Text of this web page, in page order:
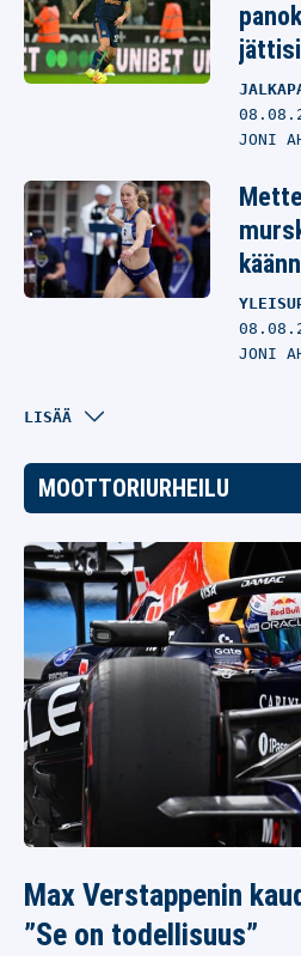
JONI
JONI
JONI
JONI
LISÄÄ
MOOTTORIURHEILU
Max Verstappenin
”Se on todellisuus”